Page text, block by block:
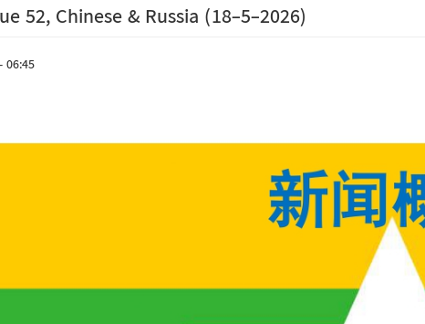
52, Chinese & Russia (18-5-2026)
06:45